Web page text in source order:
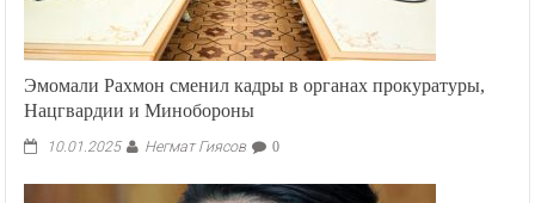
Эмомали Рахмон сменил кадры в органах прокуратуры,
Нацгвардии и Минобороны
10.01.2025 Негмат Гиясов 0